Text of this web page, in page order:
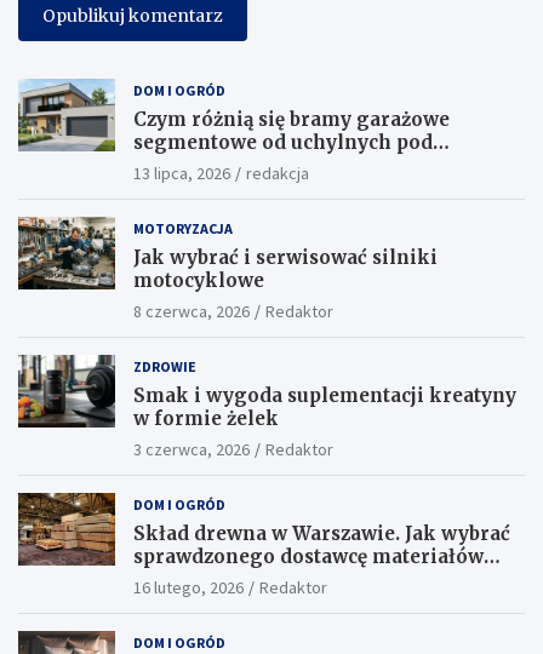
DOM I OGRÓD
Czym różnią się bramy garażowe
segmentowe od uchylnych pod
względem funkcjonalności?
13 lipca, 2026 redakcja
MOTORYZACJA
Jak wybrać i serwisować silniki
motocyklowe
8 czerwca, 2026 Redaktor
ZDROWIE
Smak i wygoda suplementacji kreatyny
w formie żelek
3 czerwca, 2026 Redaktor
DOM I OGRÓD
Skład drewna w Warszawie. Jak wybrać
sprawdzonego dostawcę materiałów
konstrukcyjnych?
16 lutego, 2026 Redaktor
DOM I OGRÓD